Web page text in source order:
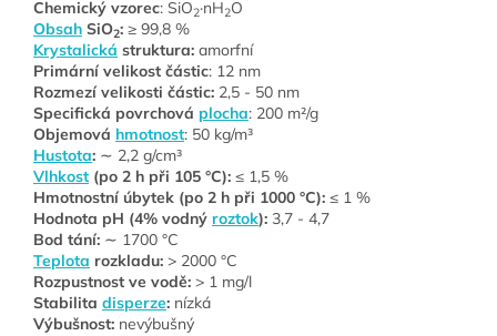
Chemický vzorec: SiO2·nH2O
Obsah SiO2: ≥ 99,8 %
Krystalická struktura: amorfní
Primární velikost částic: 12 nm
Rozmezí velikosti částic: 2,5 - 50 nm
Specifická povrchová plocha: 200 m²/g
Objemová hmotnost: 50 kg/m³
Hustota: ∼ 2,2 g/cm³
Vlhkost (po 2 h při 105 °C): ≤ 1,5 %
Hmotnostní úbytek (po 2 h při 1000 °C): ≤ 1 %
Hodnota pH (4% vodný roztok): 3,7 - 4,7
Bod tání: ∼ 1700 °C
Teplota rozkladu: > 2000 °C
Rozpustnost ve vodě: > 1 mg/l
Stabilita disperze: nízká
Výbušnost: nevýbušný